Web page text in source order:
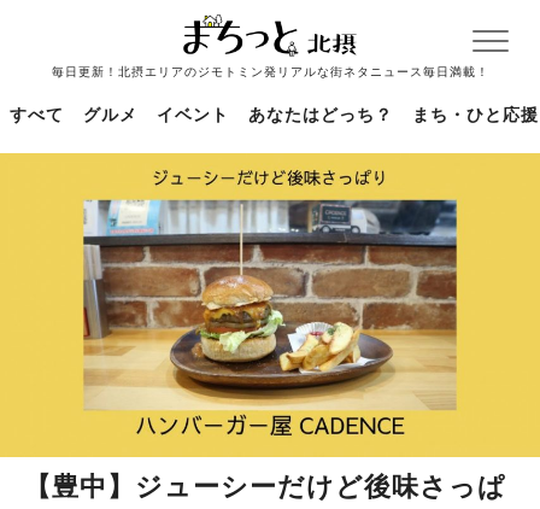
毎日更新！北摂エリアのジモトミン発リアルな街ネタニュース毎日満載！
すべて グルメ イベント あなたはどっち？ まち・ひと応援
【豊中】ジューシーだけど後味さっぱ